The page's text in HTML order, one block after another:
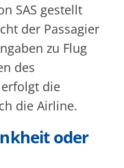
SAS gestellt
der Passagier
zu Flug
des
die
die Airline.
oder